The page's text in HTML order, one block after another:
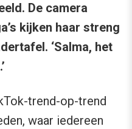
De camera
kijken haar streng
‘Salma, het
trend-op-trend
waar iedereen